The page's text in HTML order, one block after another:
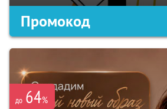
Промокод
до 64%